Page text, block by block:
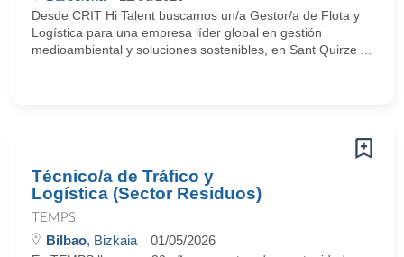
Desde CRIT Hi Talent buscamos un/a Gestor/a de Flota y
Logística para una empresa líder global en gestión
medioambiental y soluciones sostenibles, en Sant Quirze ...
Técnico/a de Tráfico y
Logística (Sector Residuos)
TEMPS
Bilbao, Bizkaia 01/05/2026